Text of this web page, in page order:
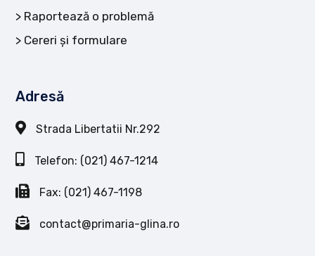
Raportează o problemă
Cereri și formulare
Adresă
Strada Libertatii Nr.292
Telefon: (021) 467-1214
Fax: (021) 467-1198
contact@primaria-glina.ro